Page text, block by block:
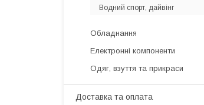
Водний спорт, дайвінг
Обладнання
Електронні компоненти
Одяг, взуття та прикраси
Доставка та оплата